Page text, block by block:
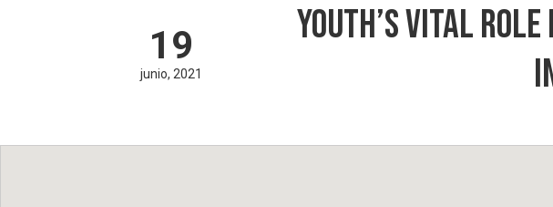
19
junio 2021
Youth’s Vital